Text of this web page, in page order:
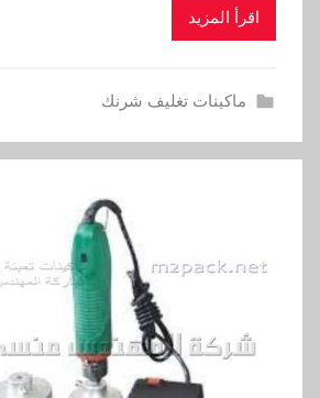
اقرأ المزيد
ماكينات تغليف شرنك